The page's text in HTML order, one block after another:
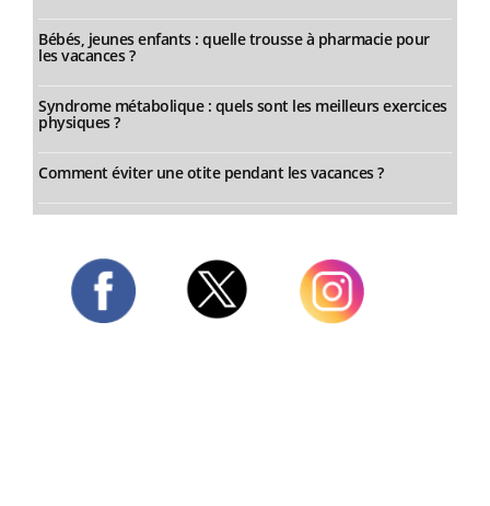
Bébés, jeunes enfants : quelle trousse à pharmacie pour
les vacances ?
Syndrome métabolique : quels sont les meilleurs exercices
physiques ?
Comment éviter une otite pendant les vacances ?